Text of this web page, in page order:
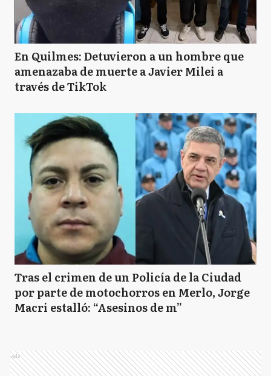
En Quilmes: Detuvieron a un hombre que
amenazaba de muerte a Javier Milei a
través de TikTok
Tras el crimen de un Policía de la Ciudad
por parte de motochorros en Merlo, Jorge
Macri estalló: “Asesinos de m”
Ads